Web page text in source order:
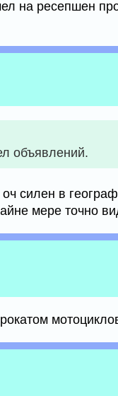
на ресепшен
объявлений.
силен в
мере точно